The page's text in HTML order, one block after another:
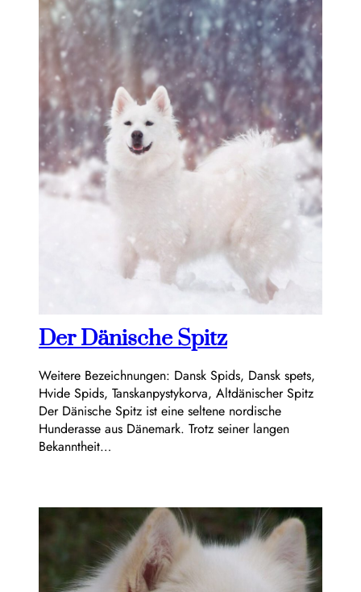
Der Dänische Spitz
Weitere Bezeichnungen: Dansk Spids, Dansk spets,
Hvide Spids, Tanskanpystykorva, Altdänischer Spitz
Der Dänische Spitz ist eine seltene nordische
Hunderasse aus Dänemark. Trotz seiner langen
Bekanntheit…